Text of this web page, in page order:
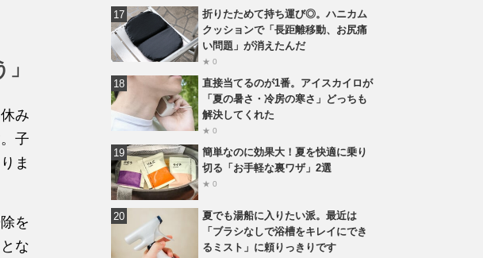
み
子
ま
を
な
折りたためて持ち運び◎。ハニカム
クッションで「長距離移動、お尻痛
い問題」が消えたんだ
★ 0
直接当てるのが1番。アイスカイロが
「夏の暑さ・冷房の寒さ」どっちも
解決してくれた
★ 0
簡単なのに効果大！夏を快適に乗り
切る「お手軽な裏ワザ」2選
★ 0
夏でも湯船に入りたい派。最近は
「ブラシなしで浴槽をキレイにでき
るミスト」に頼りっきりです